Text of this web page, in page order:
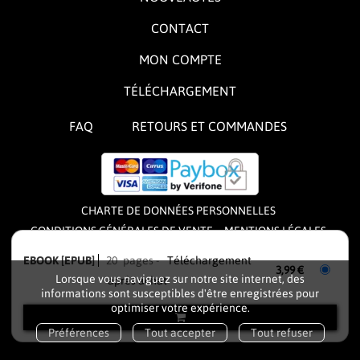
Lorsque vous naviguez sur notre site internet, des
informations sont susceptibles d'être enregistrées pour
optimiser votre expérience.
Préférences
Tout accepter Tout refuser
EBOOK [EPUB] 20 pages
Téléchargement
après achat
3,99 €
CONTACT
MON COMPTE
TÉLÉCHARGEMENT
FAQ RETOURS ET COMMANDES
CHARTE DE DONNÉES PERSONNELLES
CONDITIONS GÉNÉRALES DE VENTE
MENTIONS LÉGALES
L'éditeurFIVE MINUTESfonctionne sous licence de
la solution logicielleIZIBOOK, solution e-commerce
pour maison d'édition et librairie